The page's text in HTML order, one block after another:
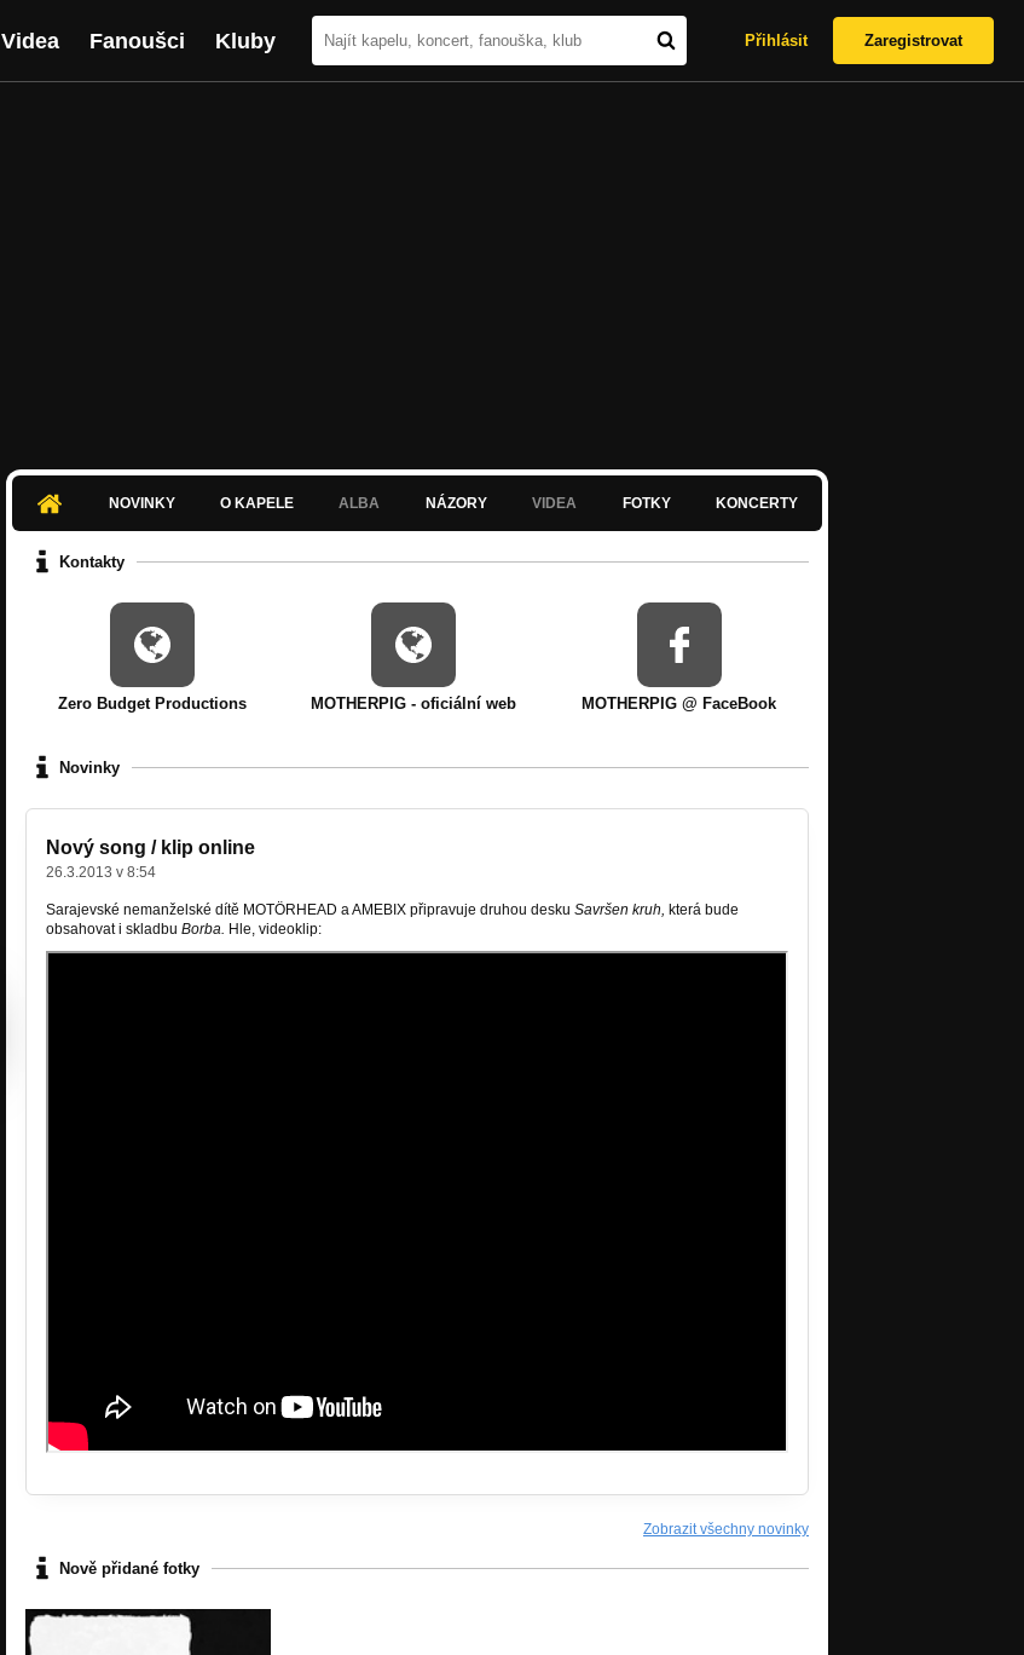
Videa Fanoušci Kluby Přihlásit Zaregistrovat
NOVINKY O KAPELE ALBA NÁZORY VIDEA FOTKY KONCERTY
Kontakty
Zero Budget Productions MOTHERPIG - oficiální web MOTHERPIG @ FaceBook
Novinky
Nový song / klip online
26.3.2013 v 8:54
Sarajevské nemanželské dítě MOTÖRHEAD a AMEBIX připravuje druhou desku Savršen kruh, která bude
obsahovat i skladbu Borba. Hle, videoklip:
Zobrazit všechny novinky
Nově přidané fotky